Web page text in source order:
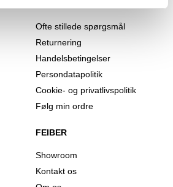
Ofte stillede spørgsmål
Returnering
Handelsbetingelser
Persondatapolitik
Cookie- og privatlivspolitik
Følg min ordre
FEIBER
Showroom
Kontakt os